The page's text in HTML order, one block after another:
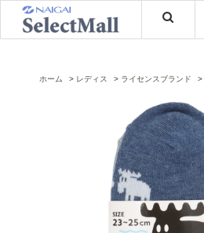
ホーム レディス ライセンスブランド